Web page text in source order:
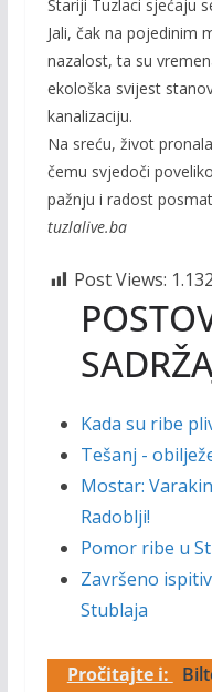
Stariji Tuzlaci sjećaju
Jali, čak na pojedinim
nazalost, ta su
ekološka svijest
kanalizaciju.
Na sreću, život
čemu svjedoči
pažnju i radost
tuzlalive.ba
Post Views: 1.132
Kada su ribe
Tešanj -
Mostar:
Radoblji!
Pomor ribe u
Završeno
Stublaja
Pročitajte i: